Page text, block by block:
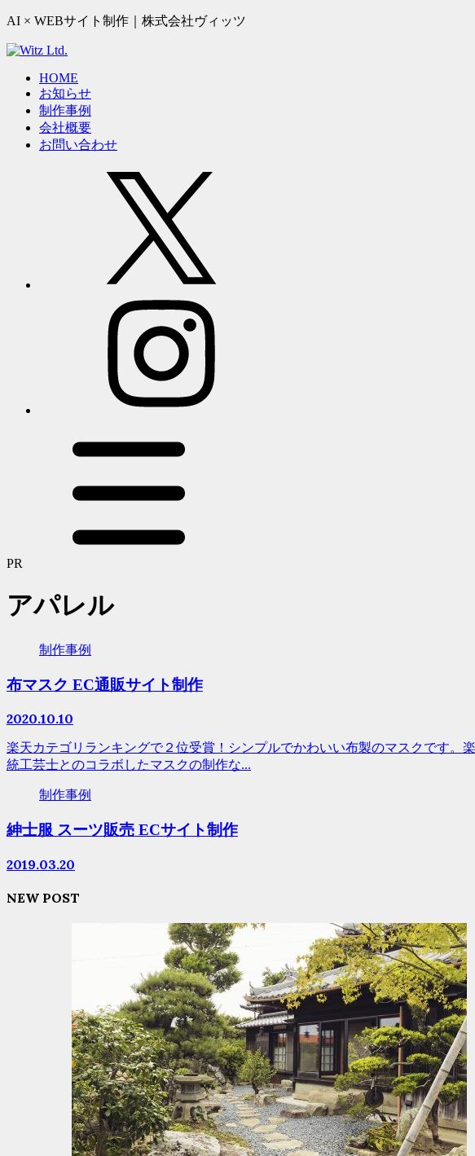
AI × WEBサイト制作｜株式会社ヴィッツ
HOME
お知らせ
制作事例
会社概要
お問い合わせ
PR
アパレル
制作事例
布マスク EC通販サイト制作
2020.10.10
楽天カテゴリランキングで２位受賞！シンプルでかわいい布製のマスクです。
統工芸士とのコラボしたマスクの制作な...
制作事例
紳士服 スーツ販売 ECサイト制作
2019.03.20
NEW POST